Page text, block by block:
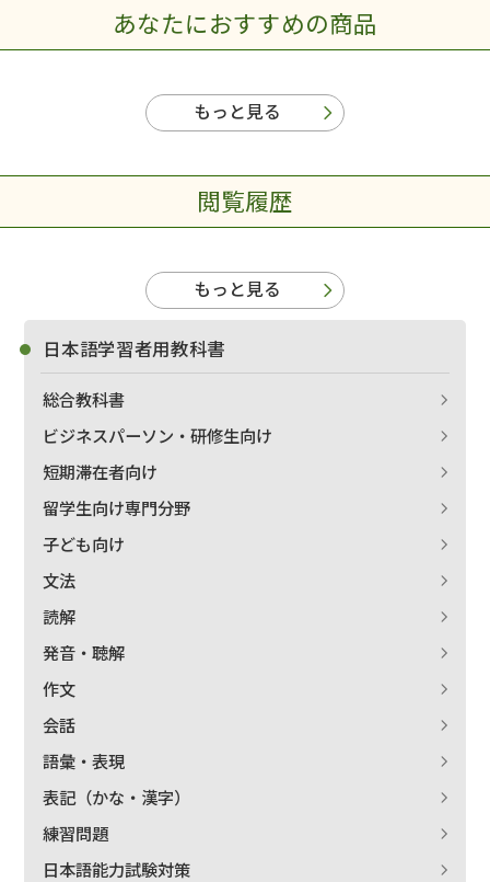
あなたにおすすめの商品
もっと見る
閲覧履歴
もっと見る
日本語学習者用教科書
総合教科書
ビジネスパーソン・研修生向け
短期滞在者向け
留学生向け専門分野
子ども向け
文法
読解
発音・聴解
作文
会話
語彙・表現
表記（かな・漢字）
練習問題
日本語能力試験対策